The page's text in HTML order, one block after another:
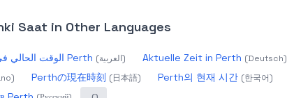
Saat in Other Languages
الوقت الحالي في Perth (العربية) Aktuelle Zeit in Perth (Deutsch)
) Perthの現在時刻 (日本語) Perth의 현재 시간 (한국어)